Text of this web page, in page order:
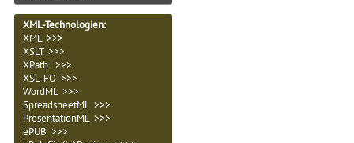
XML-Technologien:
XML >>>
XSLT >>>
XPath >>>
XSL-FO >>>
WordML >>>
SpreadsheetML >>>
PresentationML >>>
ePUB >>>